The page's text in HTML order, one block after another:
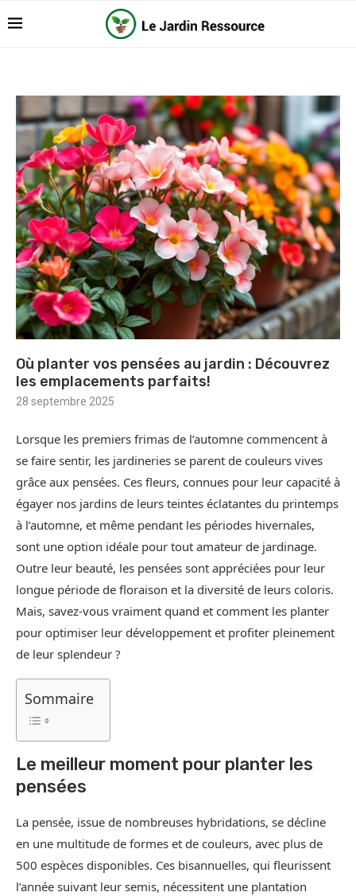
Où planter vos pensées au jardin : Découvrez
les emplacements parfaits!
28 septembre 2025
Lorsque les premiers frimas de l’automne commencent à
se faire sentir, les jardineries se parent de couleurs vives
grâce aux pensées. Ces fleurs, connues pour leur capacité à
égayer nos jardins de leurs teintes éclatantes du printemps
à l’automne, et même pendant les périodes hivernales,
sont une option idéale pour tout amateur de jardinage.
Outre leur beauté, les pensées sont appréciées pour leur
longue période de floraison et la diversité de leurs coloris.
Mais, savez-vous vraiment quand et comment les planter
pour optimiser leur développement et profiter pleinement
de leur splendeur ?
Sommaire
Le meilleur moment pour planter les
pensées
La pensée, issue de nombreuses hybridations, se décline
en une multitude de formes et de couleurs, avec plus de
500 espèces disponibles. Ces bisannuelles, qui fleurissent
l’année suivant leur semis, nécessitent une plantation